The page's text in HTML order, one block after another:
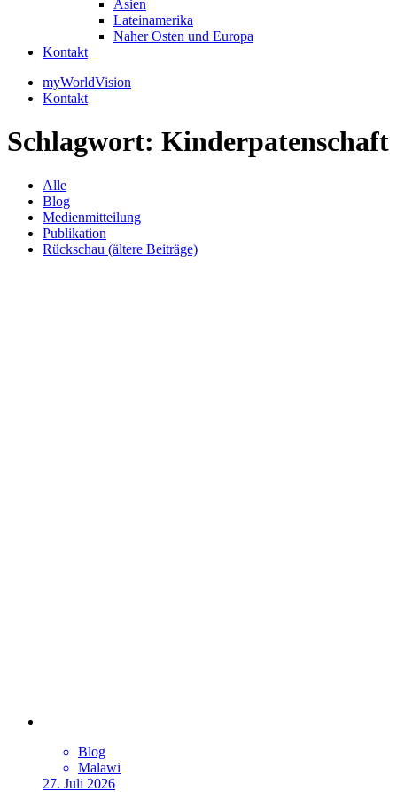
Asien
Lateinamerika
Naher Osten und Europa
Kontakt
myWorldVision
Kontakt
Schlagwort: Kinderpatenschaft
Alle
Blog
Medienmitteilung
Publikation
Rückschau (ältere Beiträge)
Blog
Malawi
27. Juli 2026